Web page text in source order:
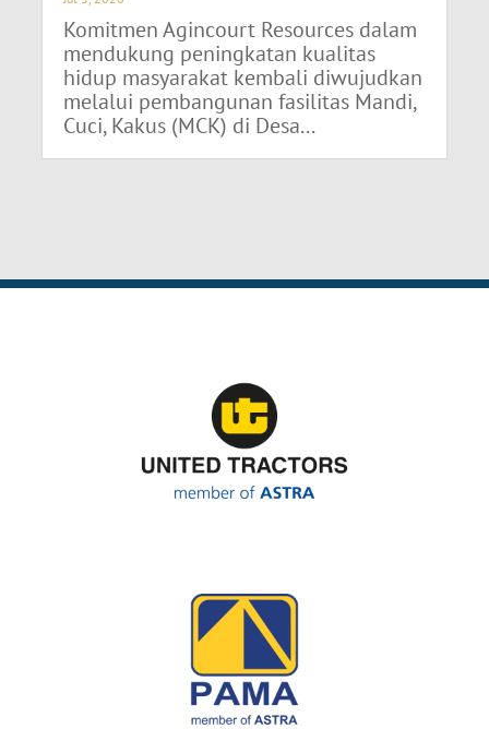
Komitmen Agincourt Resources dalam
mendukung peningkatan kualitas
hidup masyarakat kembali diwujudkan
melalui pembangunan fasilitas Mandi,
Cuci, Kakus (MCK) di Desa...